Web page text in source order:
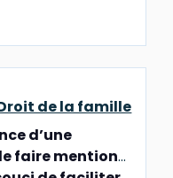
de la famille
d’une
faire mention